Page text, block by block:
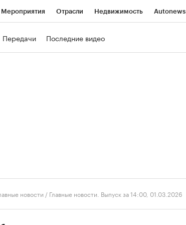
Мероприятия Отрасли Недвижимость Autonews
Передачи Последние видео
новости / Главные новости. Выпуск за 14:00, 01.03.2026